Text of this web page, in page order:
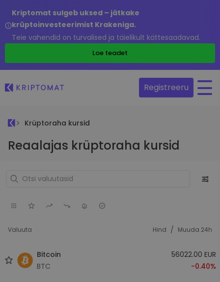
Kriptomat sulgeb uksed – jätkake
krüptoinvesteerimist Krakeniga.
Teie vahendid on turvalised ja täielikult kättesaadavad.
Loe teadet
Registreeru
Krüptoraha kursid
Reaalajas krüptoraha kursid
Valuuta Hind / Muuda 24h
Bitcoin
BTC
56022.00 EUR
-0.40%